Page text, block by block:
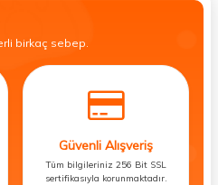
birkaç sebep.
Güvenli Alışveriş
Tüm bilgileriniz 256 Bit SSL
sertifikasıyla korunmaktadır.